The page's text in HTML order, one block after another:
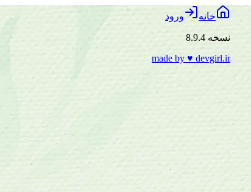
خانه ورود
نسخه 8.9.4
made by ♥ devgirl.ir